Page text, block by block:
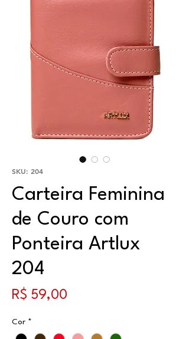
SKU: 204
Carteira Feminina
de Couro com
Ponteira Artlux
204
R$ 59,00
Cor *